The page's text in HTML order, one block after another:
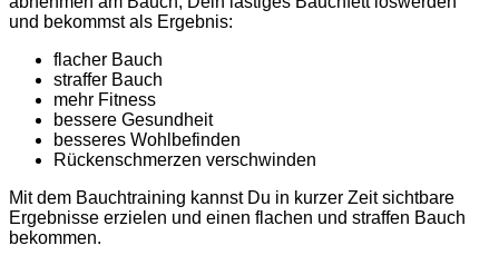
und bekommst als Ergebnis:
flacher Bauch
straffer Bauch
mehr Fitness
bessere Gesundheit
besseres Wohlbefinden
Rückenschmerzen verschwinden
Mit dem Bauchtraining kannst Du in kurzer Zeit sichtbare
Ergebnisse erzielen und einen flachen und straffen Bauch
bekommen.